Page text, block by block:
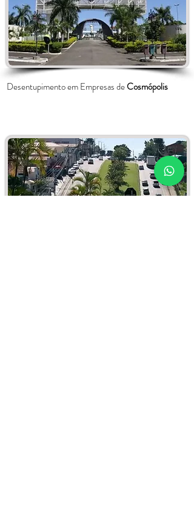
Desentupimento em Empresas deCosmópolis